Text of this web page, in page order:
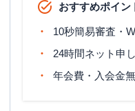
おすすめポイン
10秒簡易審査・
24時間ネット申
年会費・入会金無